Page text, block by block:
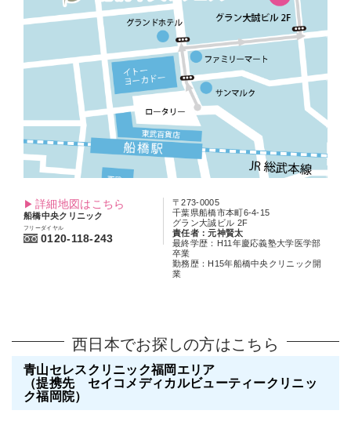
詳細地図はこちら
船橋中央クリニック
フリーダイヤル
0120-118-243
〒273-0005
千葉県船橋市本町6-4-15
グラン大誠ビル 2F
責任者：元神賢太
最終学歴：H11年慶応義塾大学医学部
卒業
勤務歴：H15年船橋中央クリニック開
業
西日本でお探しの方はこちら
青山セレスクリニック福岡エリア
（提携先 セイコメディカルビューティークリニッ
ク福岡院）